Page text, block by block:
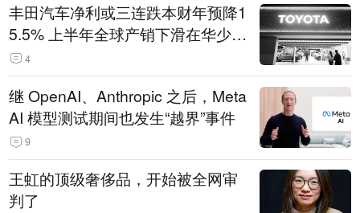
丰田汽车净利或三连跌本财年预降1
5.5% 上半年全球产销下滑在华少卖
14.3万辆
4
继 OpenAI、Anthropic 之后，Meta
AI 模型测试期间也发生“越界”事件
9
王虹的顶级奢侈品，开始被全网审
判了